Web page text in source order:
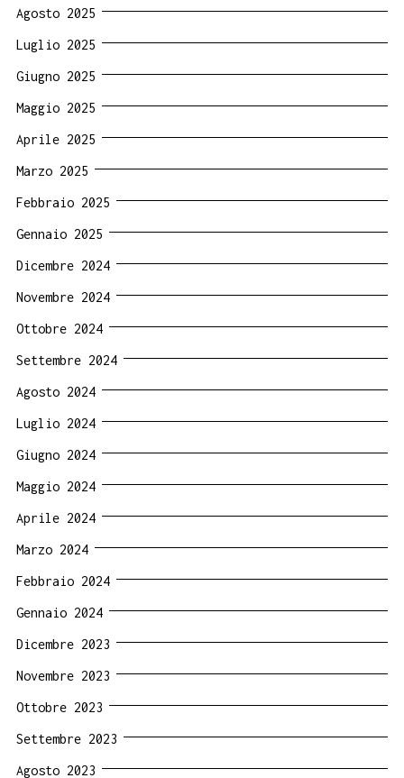
Agosto 2025
Luglio 2025
Giugno 2025
Maggio 2025
Aprile 2025
Marzo 2025
Febbraio 2025
Gennaio 2025
Dicembre 2024
Novembre 2024
Ottobre 2024
Settembre 2024
Agosto 2024
Luglio 2024
Giugno 2024
Maggio 2024
Aprile 2024
Marzo 2024
Febbraio 2024
Gennaio 2024
Dicembre 2023
Novembre 2023
Ottobre 2023
Settembre 2023
Agosto 2023